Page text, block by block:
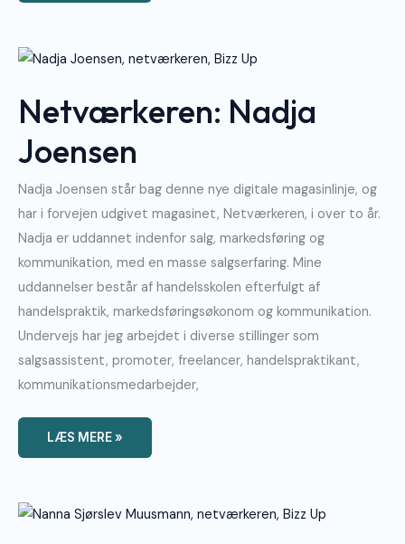
Netværkeren: Nadja
Joensen
Nadja Joensen står bag denne nye digitale magasinlinje, og
har i forvejen udgivet magasinet, Netværkeren, i over to år.
Nadja er uddannet indenfor salg, markedsføring og
kommunikation, med en masse salgserfaring. Mine
uddannelser består af handelsskolen efterfulgt af
handelspraktik, markedsføringsøkonom og kommunikation.
Undervejs har jeg arbejdet i diverse stillinger som
salgsassistent, promoter, freelancer, handelspraktikant,
kommunikationsmedarbejder,
Netværkeren:
Nadja
LÆS MERE »
Netværkeren:
Nanna